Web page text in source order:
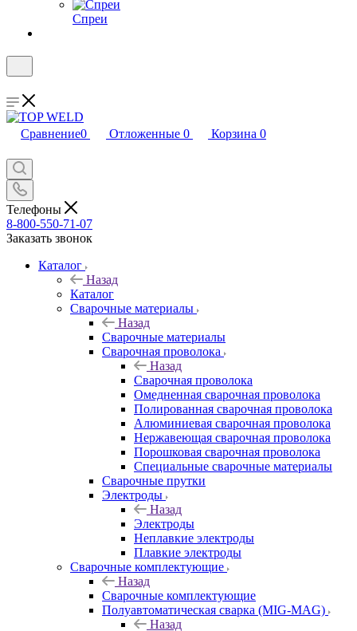
Спреи
Сравнение0 Отложенные 0 Корзина 0
Телефоны
8-800-550-71-07
Заказать звонок
Каталог
Назад
Каталог
Сварочные материалы
Назад
Сварочные материалы
Сварочная проволока
Назад
Сварочная проволока
Омедненная сварочная проволока
Полированная сварочная проволока
Алюминиевая сварочная проволока
Нержавеющая сварочная проволока
Порошковая сварочная проволока
Специальные сварочные материалы
Сварочные прутки
Электроды
Назад
Электроды
Неплавкие электроды
Плавкие электроды
Сварочные комплектующие
Назад
Сварочные комплектующие
Полуавтоматическая сварка (MIG-MAG)
Назад